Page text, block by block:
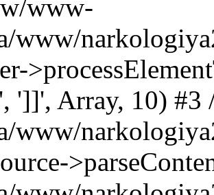
www-
www/
']]', Array, 10)
www/